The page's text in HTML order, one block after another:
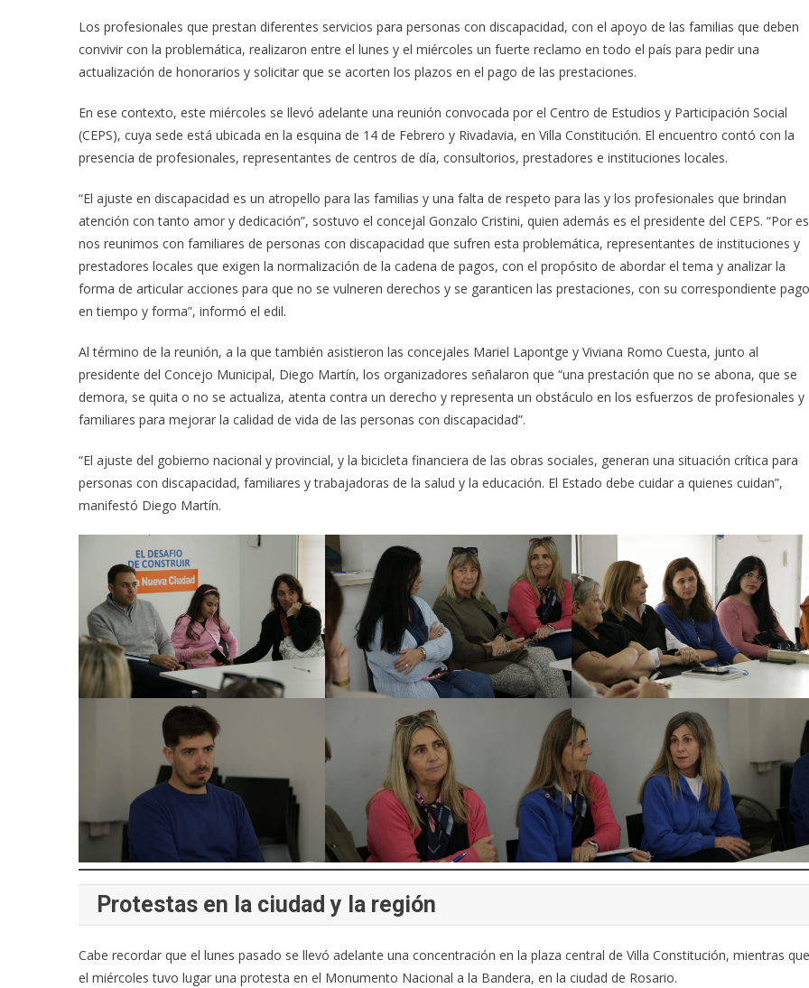
Los profesionales que prestan diferentes servicios para personas con discapacidad, con el apoyo de las familias que deben
convivir con la problemática, realizaron entre el lunes y el miércoles un fuerte reclamo en todo el país para pedir una
actualización de honorarios y solicitar que se acorten los plazos en el pago de las prestaciones.
En ese contexto, este miércoles se llevó adelante una reunión convocada por el Centro de Estudios y Participación Social
(CEPS), cuya sede está ubicada en la esquina de 14 de Febrero y Rivadavia, en Villa Constitución. El encuentro contó con la
presencia de profesionales, representantes de centros de día, consultorios, prestadores e instituciones locales.
“El ajuste en discapacidad es un atropello para las familias y una falta de respeto para las y los profesionales que brindan
atención con tanto amor y dedicación”, sostuvo el concejal Gonzalo Cristini, quien además es el presidente del CEPS. “Por
nos reunimos con familiares de personas con discapacidad que sufren esta problemática, representantes de instituciones y
prestadores locales que exigen la normalización de la cadena de pagos, con el propósito de abordar el tema y analizar la
forma de articular acciones para que no se vulneren derechos y se garanticen las prestaciones, con su correspondiente pago
en tiempo y forma”, informó el edil.
Al término de la reunión, a la que también asistieron las concejales Mariel Lapontge y Viviana Romo Cuesta, junto al
presidente del Concejo Municipal, Diego Martín, los organizadores señalaron que “una prestación que no se abona, que se
demora, se quita o no se actualiza, atenta contra un derecho y representa un obstáculo en los esfuerzos de profesionales y
familiares para mejorar la calidad de vida de las personas con discapacidad”.
“El ajuste del gobierno nacional y provincial, y la bicicleta financiera de las obras sociales, generan una situación crítica para
personas con discapacidad, familiares y trabajadoras de la salud y la educación. El Estado debe cuidar a quienes cuidan”,
manifestó Diego Martín.
Protestas en la ciudad y la región
Cabe recordar que el lunes pasado se llevó adelante una concentración en la plaza central de Villa Constitución, mientras que
el miércoles tuvo lugar una protesta en el Monumento Nacional a la Bandera, en la ciudad de Rosario.